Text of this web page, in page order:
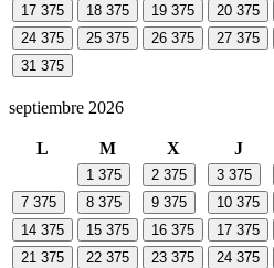
17 375 18 375 19 375 20 375
24 375 25 375 26 375 27 375
31 375
septiembre 2026
L M X J
1 375 2 375 3 375
7 375 8 375 9 375 10 375
14 375 15 375 16 375 17 375
21 375 22 375 23 375 24 375